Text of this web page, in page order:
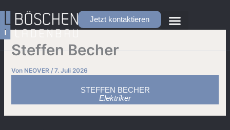
Inhalt
springen
Jetzt kontaktieren
Steffen Becher
Von NEOVER/7. Juli 2026
STEFFEN BECHER
Elektriker